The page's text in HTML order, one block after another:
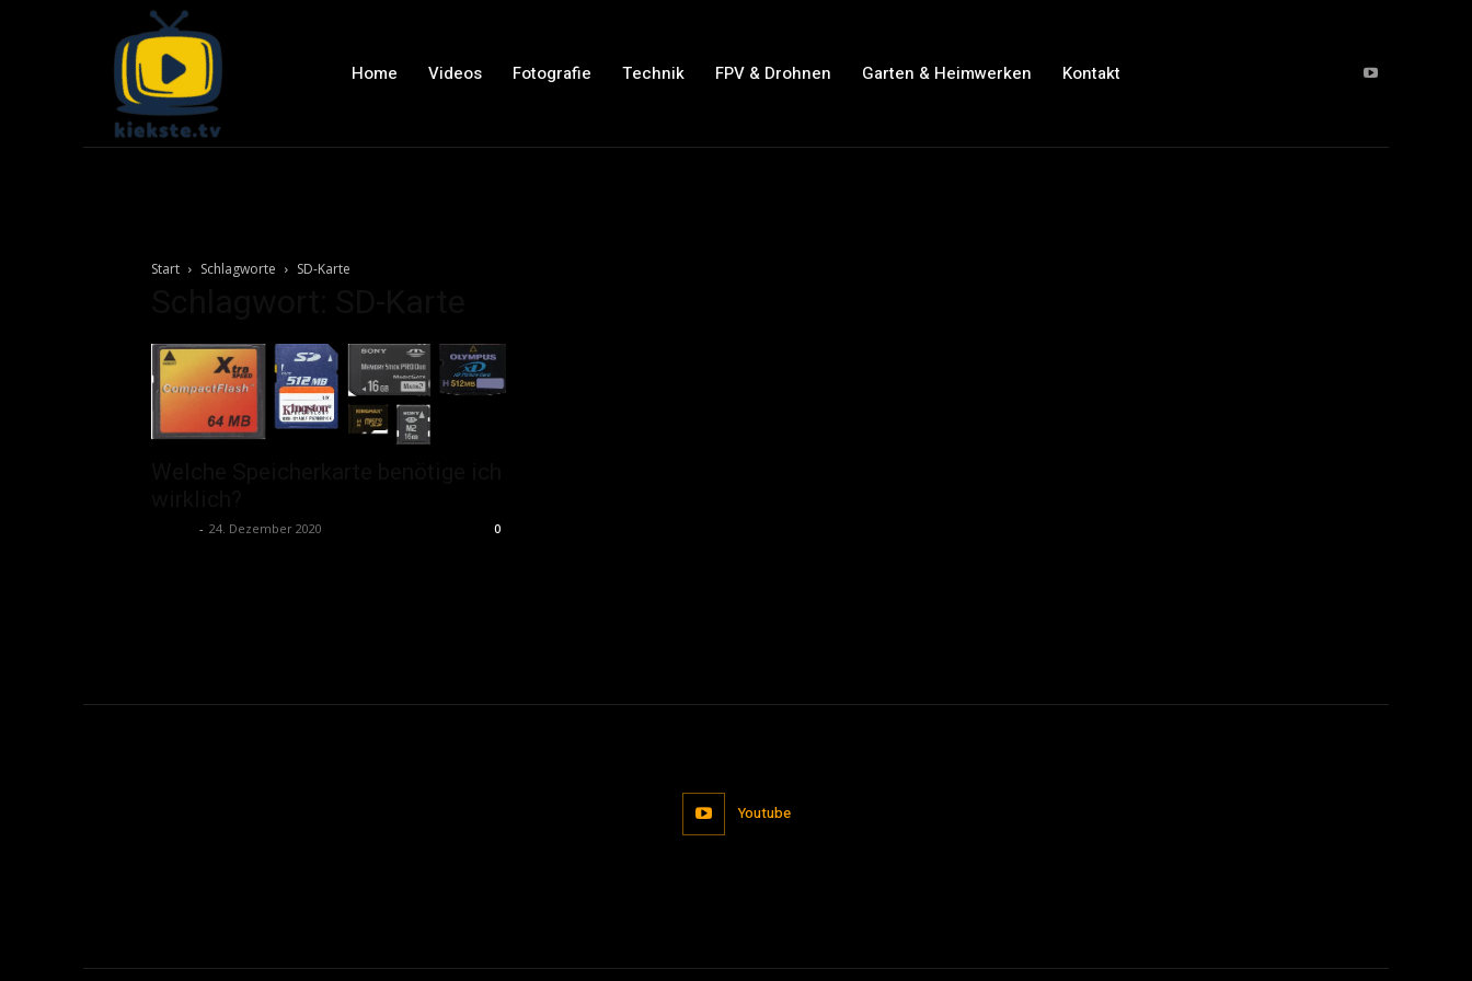
Home Videos Fotografie Technik FPV & Drohnen Garten & Heimwerken Kontakt
Start Schlagworte SD-Karte
- 24. Dezember 2020 0
Youtube